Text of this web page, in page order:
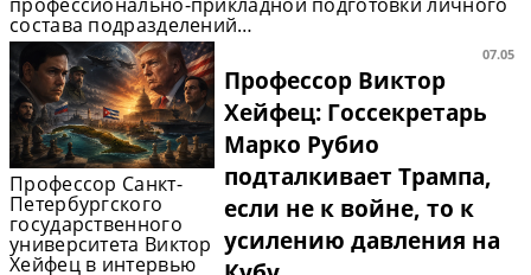
состава подразделений…
07.05
Профессор Виктор
Хейфец: Госсекретарь
Марко Рубио
подталкивает Трампа,
если не к войне, то к
усилению давления на
Профессор Санкт-
Петербургского
государственного
университета Виктор
Хейфец в интервью